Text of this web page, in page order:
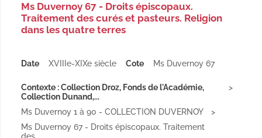
Ms Duvernoy 67 - Droits épiscopaux.
Traitement des curés et pasteurs. Religion
dans les quatre terres
Date XVIIIe-XIXe siècle Cote Ms Duvernoy 67
Contexte : Collection Droz, Fonds de l'Académie,
Collection Dunand,...
Ms Duvernoy 1 à 90 - COLLECTION DUVERNOY
Ms Duvernoy 67 - Droits épiscopaux. Traitement